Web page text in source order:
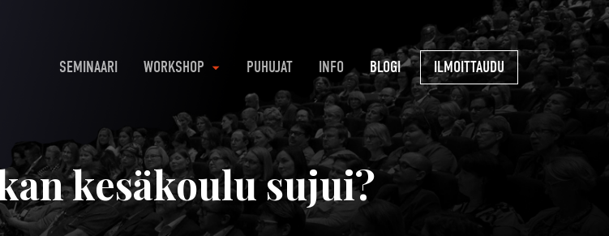
SEMINAARI WORKSHOP PUHUJAT INFO BLOGI ILMOITTAUDU
kesäkoulu sujui?